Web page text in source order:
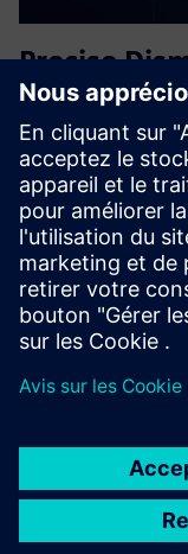
Precise
ion Battery
Solution de
indications visuelles
batteries usagées,
d'opérations
homme-ma...
En savoir plus